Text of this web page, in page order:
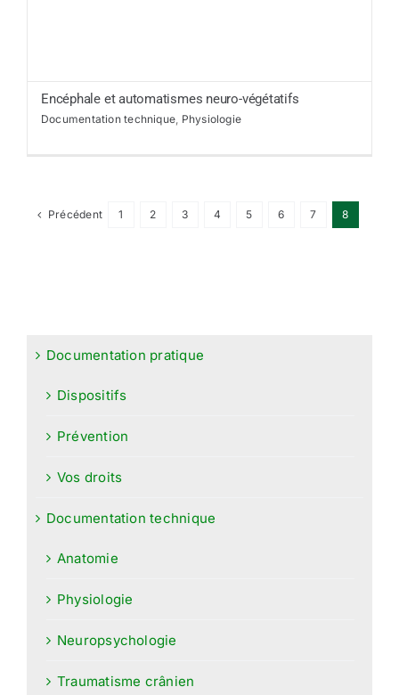
Encéphale et automatismes neuro-végétatifs
Documentation technique Physiologie
Précédent 1 2 3 4 5 6 7 8
Documentation pratique
Dispositifs
Prévention
Vos droits
Documentation technique
Anatomie
Physiologie
Neuropsychologie
Traumatisme crânien